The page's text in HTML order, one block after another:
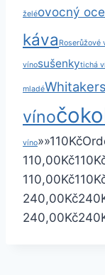
želéovocný
káva Roserůžové
vínosušenkytichá
mladéWhitakers
víno
víno»»110Kč
110,00Kč
110,00Kč
240,00Kč
240,00Kč